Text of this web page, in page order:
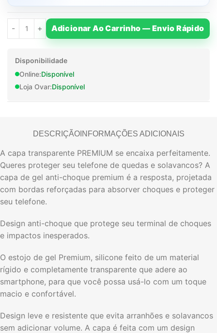
Adicionar Ao Carrinho — Envio Rápido
Disponibilidade
Online:Disponível
Loja Ovar:Disponível
DESCRIÇÃOINFORMAÇÕES ADICIONAIS
A capa transparente PREMIUM se encaixa perfeitamente.
Queres proteger seu telefone de quedas e solavancos? A
capa de gel anti-choque premium é a resposta, projetada
com bordas reforçadas para absorver choques e proteger
seu telefone.
Design anti-choque que protege seu terminal de choques
e impactos inesperados.
O estojo de gel Premium, silicone feito de um material
rígido e completamente transparente que adere ao
smartphone, para que você possa usá-lo com um toque
macio e confortável.
Design leve e resistente que evita arranhões e solavancos
sem adicionar volume. A capa é feita com um design